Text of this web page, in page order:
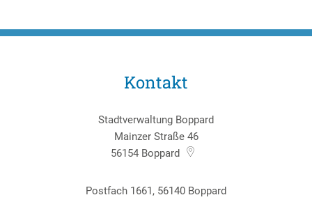
Kontakt
Stadtverwaltung Boppard
Mainzer Straße 46
56154 Boppard
Postfach 1661, 56140 Boppard